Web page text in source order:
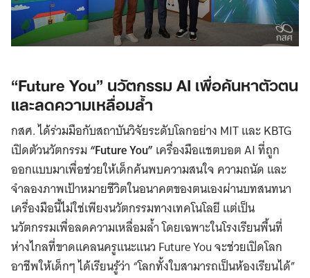
“Future You” นวัตกรรม AI เพื่อค้นหาตัวตน
และลดความเหลื่อมล้ำ
กสศ. ได้ร่วมมือกับสถาบันวิจัยระดับโลกอย่าง MIT และ KBTG
เปิดตัวนวัตกรรม “Future You” เครื่องมือแชตบอต AI ที่ถูก
ออกแบบมาเพื่อช่วยให้เด็กค้นพบความสนใจ ความถนัด และ
จำลองภาพเป้าหมายชีวิตในอนาคตของตนเองผ่านบทสนทนา
เครื่องมือนี้ไม่ใช่เพียงนวัตกรรมทางเทคโนโลยี แต่เป็น
นวัตกรรมเพื่อลดความเหลื่อมล้ำ โดยเฉพาะในโรงเรียนพื้นที่
ห่างไกลที่ขาดแคลนครูแนะแนว Future You จะช่วยเปิดโลก
อาชีพให้เด็กๆ ได้เรียนรู้ว่า “โลกทั้งใบสามารถเป็นห้องเรียนได้”